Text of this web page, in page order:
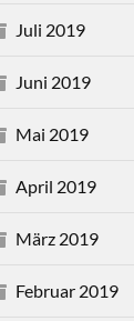
Juli 2019
Juni 2019
Mai 2019
April 2019
März 2019
Februar 2019